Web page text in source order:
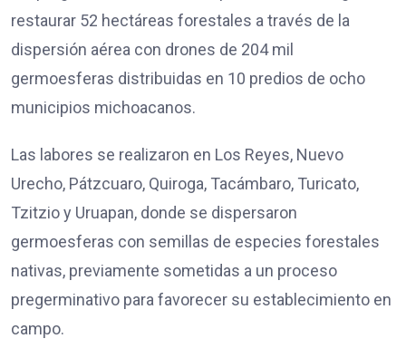
restaurar 52 hectáreas forestales a través de la
dispersión aérea con drones de 204 mil
germoesferas distribuidas en 10 predios de ocho
municipios michoacanos.
Las labores se realizaron en Los Reyes, Nuevo
Urecho, Pátzcuaro, Quiroga, Tacámbaro, Turicato,
Tzitzio y Uruapan, donde se dispersaron
germoesferas con semillas de especies forestales
nativas, previamente sometidas a un proceso
pregerminativo para favorecer su establecimiento en
campo.